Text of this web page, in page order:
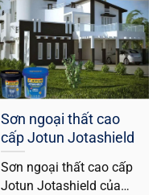
Sơn ngoại thất cao
cấp Jotun Jotashield
bền đẹp vượt trội
Sơn ngoại thất cao cấp
Jotun Jotashield của